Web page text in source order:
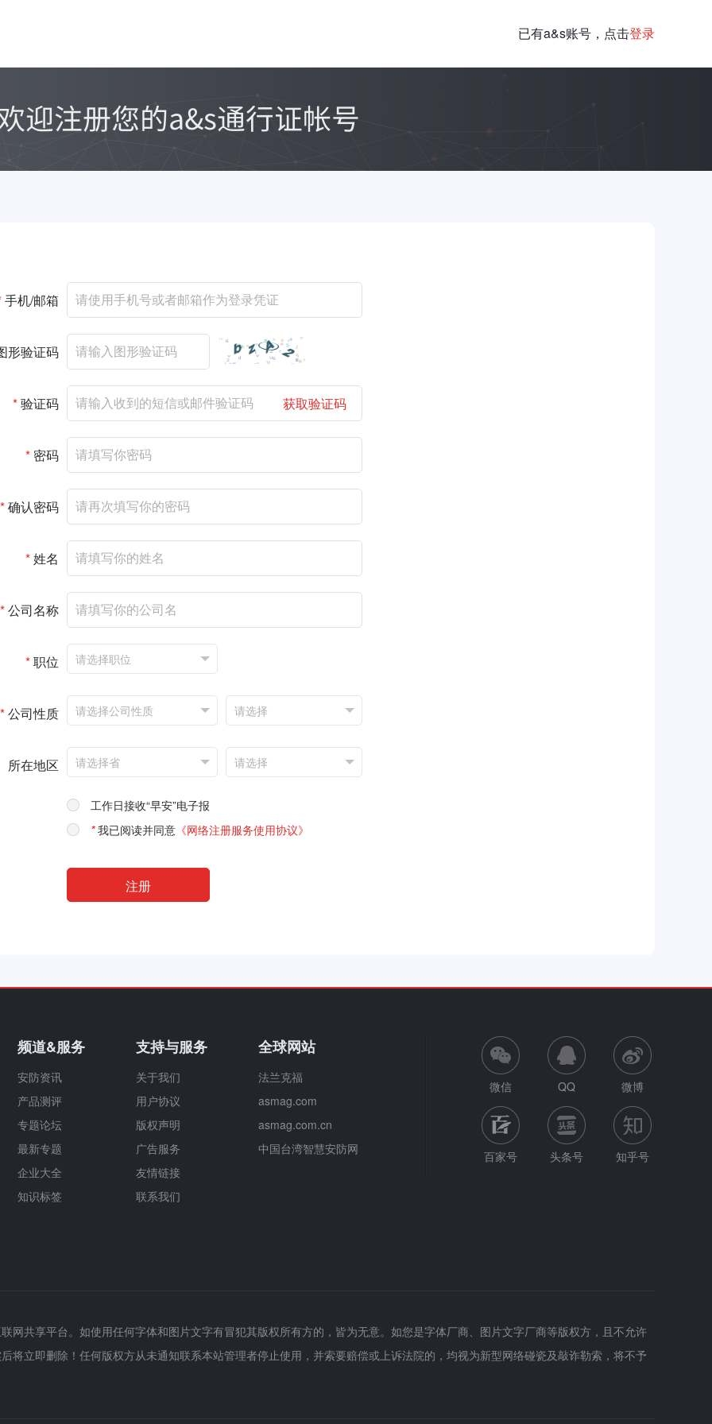
已有a&s账号，点击登录
手机/邮箱
形验证码
*验证码 获取验证码
* 密码
*确认密码
*姓名
*公司名称
*职位
*公司性质
所在地区
工作日接收“早安”电子报
*我已阅读并同意 《网络注册服务使用协议》
频道&服务
安防资讯
产品测评
专题论坛
最新专题
企业大全
知识标签
支持与服务
关于我们
用户协议
版权声明
广告服务
友情链接
联系我们
全球网站
法兰克福
asmag.com
asmag.com.cn
中国台湾智慧安防网
微信 QQ 微博
百家号 头条号 知乎号
网共享平台。如使用任何字体和图片文字有冒犯其版权所有方的，皆为无意。如您是字体厂商、图片文字厂商等版权方，且不允许
将立即删除！任何版权方从未通知联系本站管理者停止使用，并索要赔偿或上诉法院的，均视为新型网络碰瓷及敲诈勒索，将不予